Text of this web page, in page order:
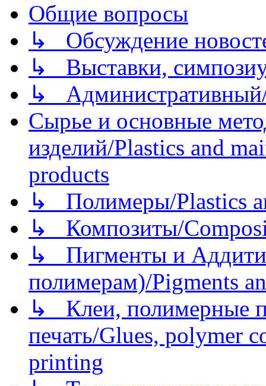
Общие вопросы
↳ Обсуждение
↳ Выставки,
↳
Сырье и основные
изделий/Plastics and
products
↳ Полимеры/Plastics
↳ Композиты/
↳ Пигменты и
полимерам)/Pigments
↳ Клеи, полимерные
печать/Glues, polymer
printing